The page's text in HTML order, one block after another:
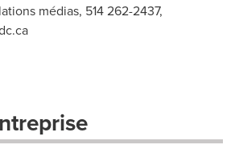
médias, 514 262-2437,